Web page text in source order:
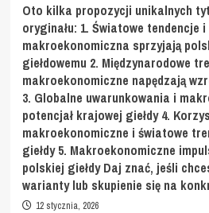
Oto kilka propozycji unikalnych
oryginału: 1. Światowe tendencje
makroekonomiczna sprzyjają
giełdowemu 2. Międzynarodowe
makroekonomiczne napędzają
3. Globalne uwarunkowania i
potencjał krajowej giełdy 4.
makroekonomiczne i światowe
giełdy 5. Makroekonomiczne
polskiej giełdy Daj znać, jeśli
warianty lub skupienie się na
12 stycznia, 2026